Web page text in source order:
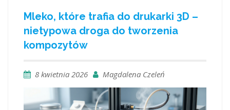
Mleko, które trafia do drukarki 3D –
nietypowa droga do tworzenia
kompozytów
8 kwietnia 2026 Magdalena Czeleń